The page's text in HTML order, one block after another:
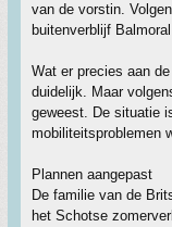
van de vorstin.
buitenverblijf
Wat er precies aan
duidelijk. Maar
geweest. De situatie
mobiliteitsproblemen
Plannen aangepast
De familie van de
het Schotse